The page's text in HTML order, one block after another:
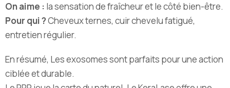
On aime : la sensation de fraîcheur et le côté bien-être.
Pour qui ?Cheveux ternes, cuir chevelu fatigué,
entretien régulier.
En résumé, Les exosomes sont parfaits pour une action
ciblée et durable.